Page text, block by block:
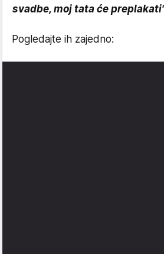
svadbe, moj tata će
Pogledajte ih zajedno: